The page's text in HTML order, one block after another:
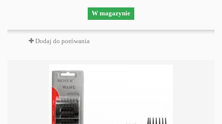
W magazynie
Dodaj do porówania